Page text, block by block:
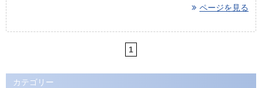
ページを見る
1
カテゴリー